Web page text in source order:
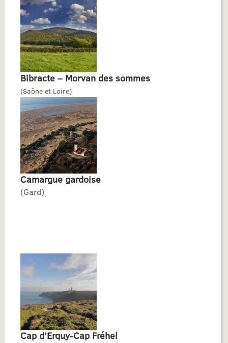
Bibracte – Morvan des sommes
(Saône et Loire)
Camargue gardoise
(Gard)
Cap d’Erquy-Cap Fréhel